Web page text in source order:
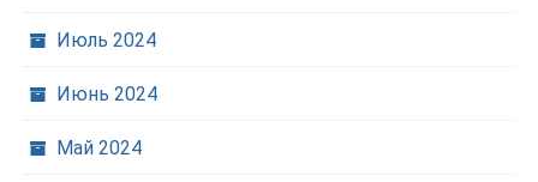
Июль 2024
Июнь 2024
Май 2024